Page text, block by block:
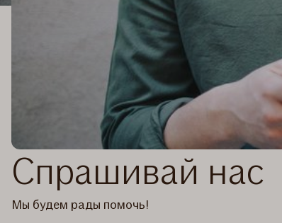
Спрашивай нас
Мы будем рады помочь!